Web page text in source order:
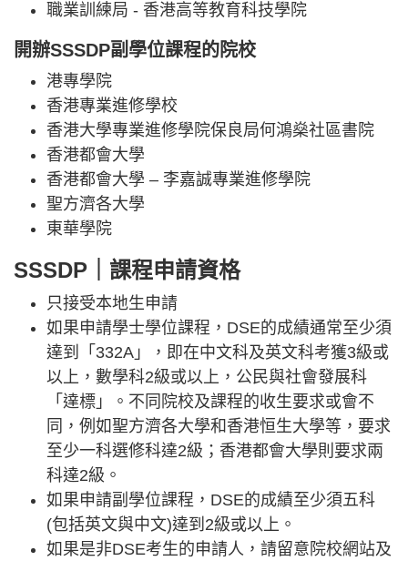
職業訓練局 - 香港高等教育科技學院
開辦SSSDP副學位課程的院校
港專學院
香港專業進修學校
香港大學專業進修學院保良局何鴻燊社區書院
香港都會大學
香港都會大學 – 李嘉誠專業進修學院
聖方濟各大學
東華學院
SSSDP｜課程申請資格
只接受本地生申請
如果申請學士學位課程，DSE的成績通常至少須
達到「332A」，即在中文科及英文科考獲3級或
以上，數學科2級或以上，公民與社會發展科
「達標」。不同院校及課程的收生要求或會不
同，例如聖方濟各大學和香港恒生大學等，要求
至少一科選修科達2級；香港都會大學則要求兩
科達2級。
如果申請副學位課程，DSE的成績至少須五科
(包括英文與中文)達到2級或以上。
如果是非DSE考生的申請人，請留意院校網站及